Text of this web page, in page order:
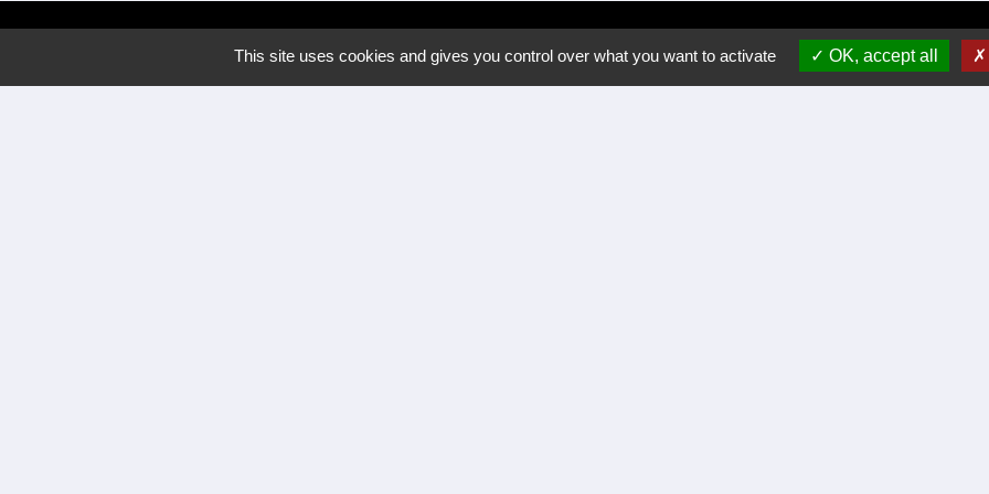
Nous contacter Liens
This site uses cookies and gives you control over what you want to activate OK, accept all